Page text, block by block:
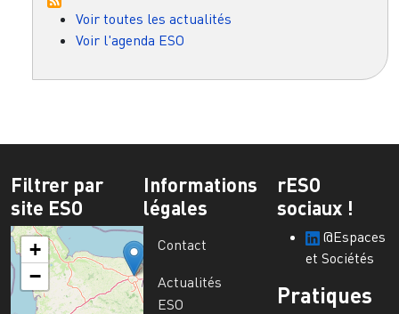
Voir toutes les actualités
Voir l'agenda ESO
Filtrer par
site ESO
+
−
Informations
légales
Contact
Actualités
ESO
rESO
sociaux !
@Espaces
et Sociétés
Pratiques